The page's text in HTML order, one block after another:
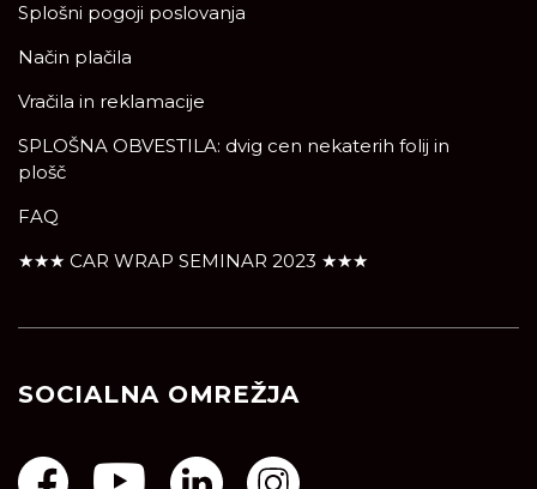
Splošni pogoji poslovanja
Način plačila
Vračila in reklamacije
SPLOŠNA OBVESTILA: dvig cen nekaterih folij in
plošč
FAQ
★★★ CAR WRAP SEMINAR 2023 ★★★
SOCIALNA OMREŽJA